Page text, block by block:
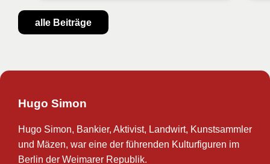
alle Beiträge
Hugo Simon
Hugo Simon, Bankier, Aktivist, Landwirt, Kunstsammler
und Mäzen, war eine der führenden Kulturfiguren im
Berlin der Weimarer Republik.